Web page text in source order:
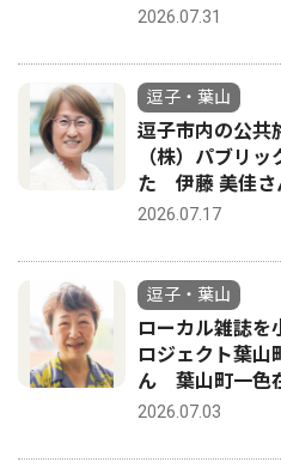
2026.07.31
逗子・葉山
逗子市内の公共
（株）パブリ
た 伊藤 美佳
2026.07.17
逗子・葉山
ローカル雑誌を
ロジェクト葉
ん 葉山町一色
2026.07.03